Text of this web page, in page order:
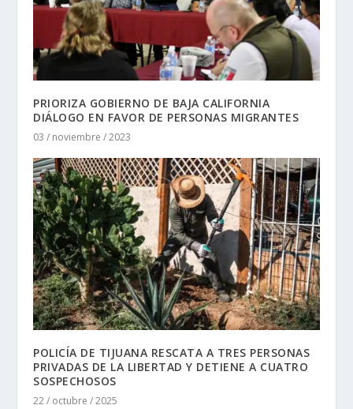
PRIORIZA GOBIERNO DE BAJA CALIFORNIA
DIÁLOGO EN FAVOR DE PERSONAS MIGRANTES
03 / noviembre / 2023
POLICÍA DE TIJUANA RESCATA A TRES PERSONAS
PRIVADAS DE LA LIBERTAD Y DETIENE A CUATRO
SOSPECHOSOS
22 / octubre / 2025